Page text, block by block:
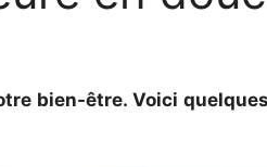
bien-être. Voici